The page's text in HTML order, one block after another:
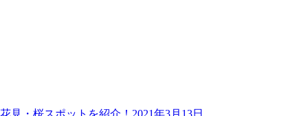
見・桜スポットを紹介！ 2021年3月13日